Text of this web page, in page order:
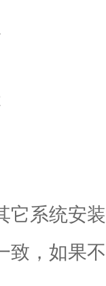
它系统安
致，如果